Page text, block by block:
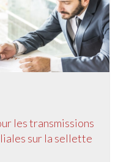
les transmissions
sur la sellette